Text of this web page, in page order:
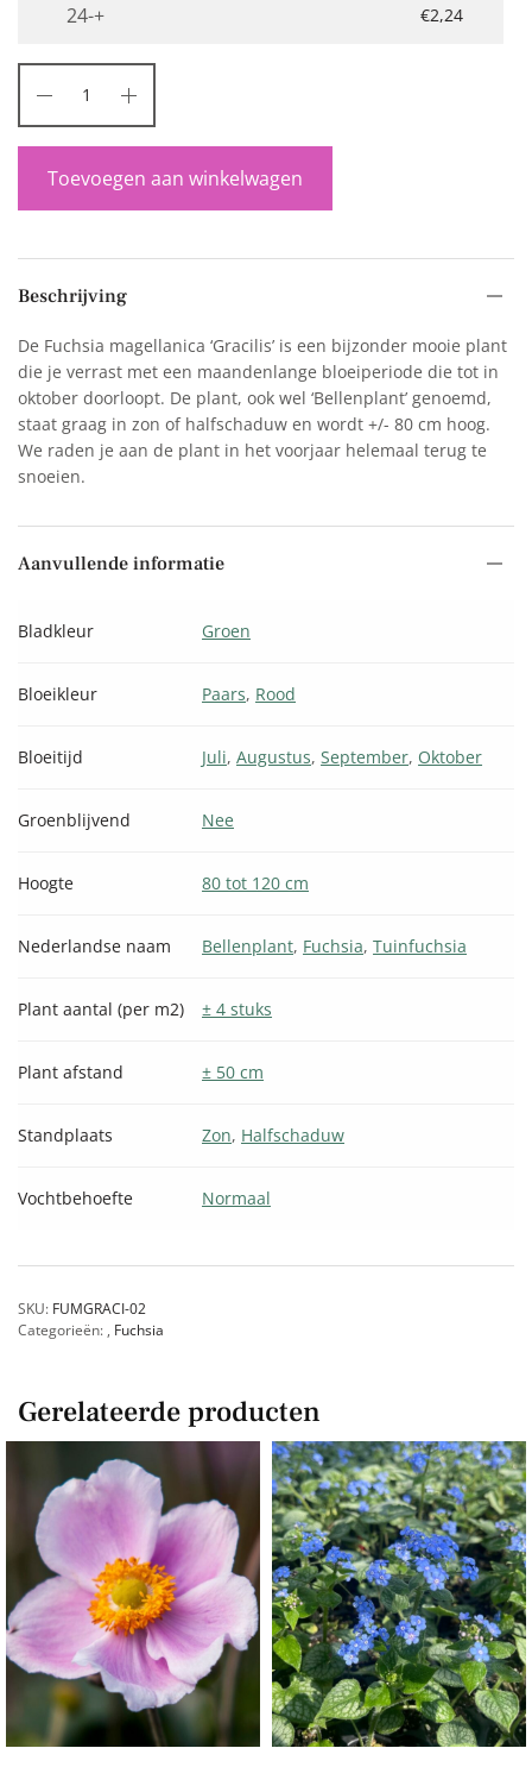
24-+ €2,24
Toevoegen aan winkelwagen
Beschrijving
De Fuchsia magellanica ‘Gracilis’ is een bijzonder mooie plant
die je verrast met een maandenlange bloeiperiode die tot in
oktober doorloopt. De plant, ook wel ‘Bellenplant’ genoemd,
staat graag in zon of halfschaduw en wordt +/- 80 cm hoog.
We raden je aan de plant in het voorjaar helemaal terug te
snoeien.
Aanvullende informatie
Bladkleur Groen
Bloeikleur Paars, Rood
Bloeitijd Juli,Augustus,September, Oktober
Groenblijvend Nee
Hoogte 80 tot 120 cm
Nederlandse naam Bellenplant, Fuchsia,Tuinfuchsia
Plant aantal (per m2) ± 4 stuks
Plant afstand ± 50 cm
Standplaats Zon, Halfschaduw
Vochtbehoefte Normaal
SKU: FUMGRACI-02
Categorieën: , Fuchsia
Gerelateerde producten